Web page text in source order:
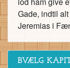
Gade, indtil
Jeremias i
BVÆLG